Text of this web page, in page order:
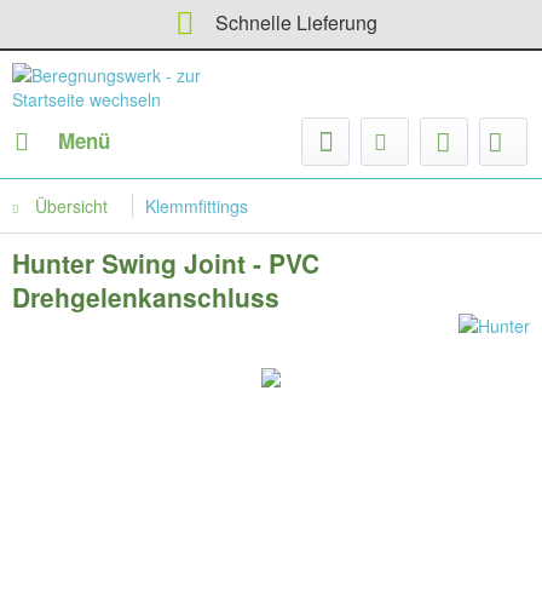
Schnelle Lieferung
Menü
Übersicht Klemmfittings
Hunter Swing Joint - PVC
Drehgelenkanschluss